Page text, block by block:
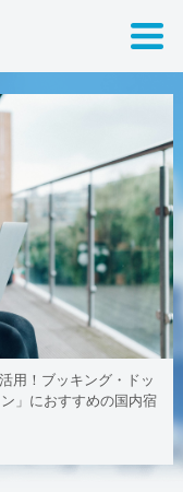
！ブッキング・ドッ
におすすめの国内宿